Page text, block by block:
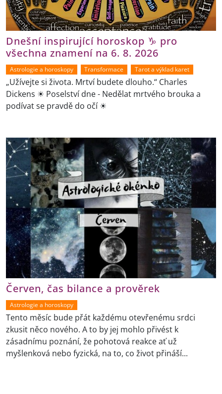
Dnešní inspirující horoskop ♑ pro
všechna znamení na 6. 8. 2026
Astrologie a horoskopy Transformace Tarot a výklad karet
„Užívejte si života. Mrtví budete dlouho.“ Charles
Dickens ☀ Poselství dne - Nedělat mrtvého brouka a
podívat se pravdě do očí ☀
Červen, čas bilance a prověrek
Astrologie a horoskopy
Tento měsíc bude přát každému otevřenému srdci
zkusit něco nového. A to by jej mohlo přivést k
zásadnímu poznání, že pohotová reakce ať už
myšlenková nebo fyzická, na to, co život přináší...